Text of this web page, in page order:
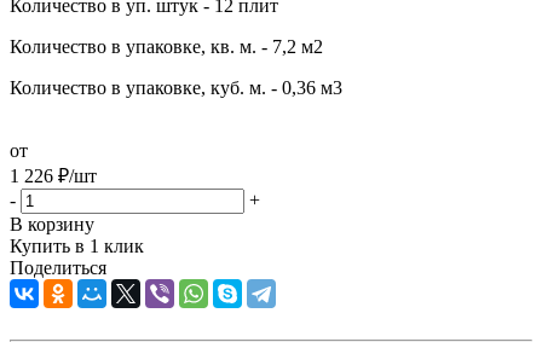
Количество в уп. штук - 12 плит
Количество в упаковке, кв. м. - 7,2 м2
Количество в упаковке, куб. м. - 0,36 м3
от
1 226 ₽/шт
-
+
В корзину
Купить в 1 клик
Поделиться